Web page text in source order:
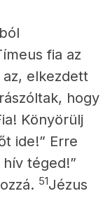
fia az
elkezdett
hogy
Könyörülj
ide!” Erre
téged!”
51Jézus